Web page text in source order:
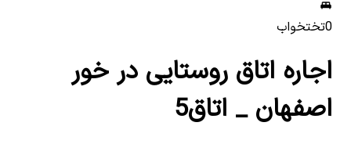
0تختخواب
اجاره اتاق روستایی در خور
اصفهان _ اتاق5